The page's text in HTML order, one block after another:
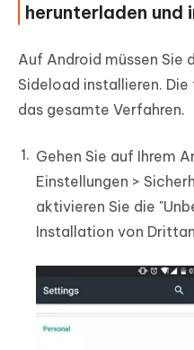
herunterladen und
Auf Android müssen Sie
Sideload installieren.
das gesamte Verfahren.
Gehen Sie auf Ihrem
Einstellungen >
aktivieren Sie die
Installation von